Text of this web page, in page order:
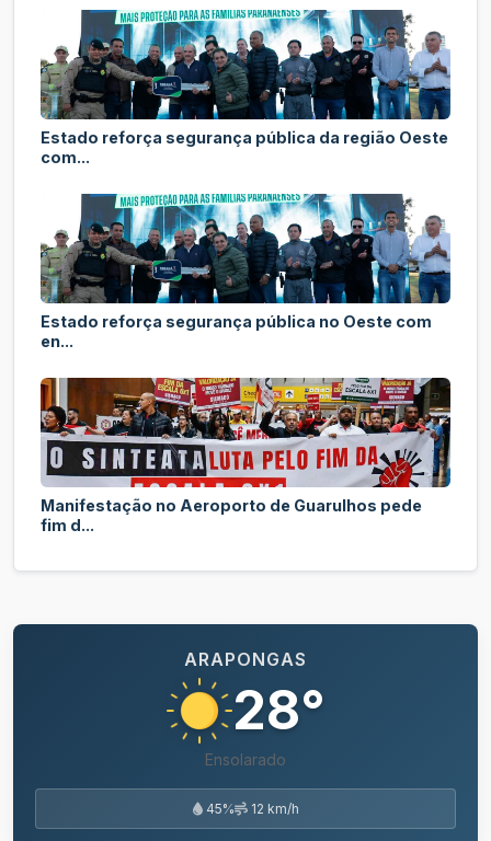
Estado reforça segurança pública da região Oeste
com...
Estado reforça segurança pública no Oeste com
en...
Manifestação no Aeroporto de Guarulhos pede
fim d...
ARAPONGAS
28°
Ensolarado
45% 12 km/h